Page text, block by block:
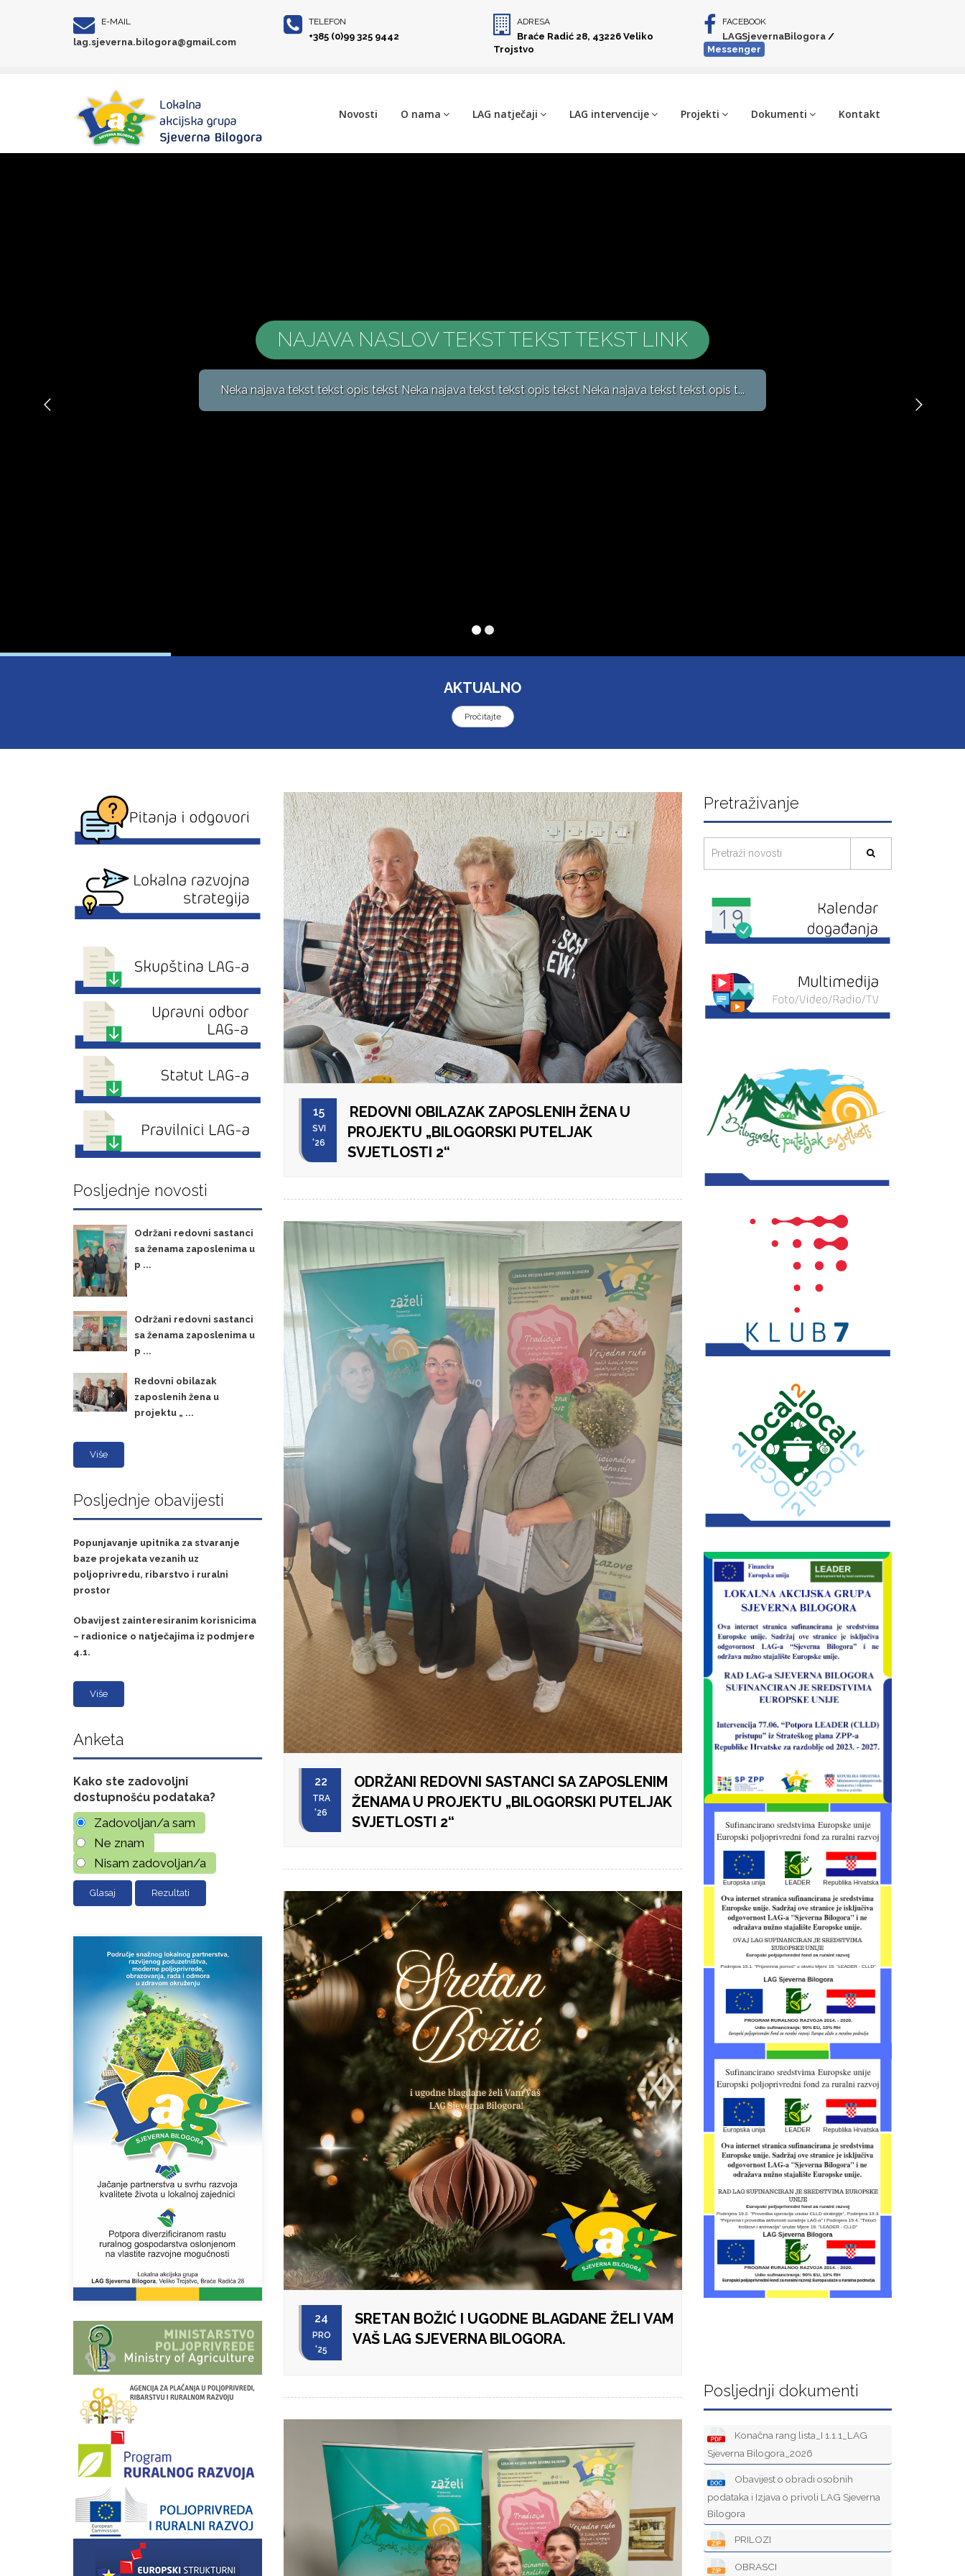
E-MAIL
lag.sjeverna.bilogora@gmail.com
TELEFON
+385 (0)99 325 9442
ADRESA
Braće Radić 28, 43226 Veliko
Trojstvo
FACEBOOK
LAGSjevernaBilogora/
Messenger
Novosti O nama LAG natječaji LAG intervencije Projekti Dokumenti Kontakt
NAJAVA NASLOV TEKST TEKST TEKST LINK
Neka najava tekst tekst opis tekst Neka najava tekst tekst opis tekst Neka najava tekst tekst opis t...
AKTUALNO
Pročitajte
Posljednje novosti
Održani redovni sastanci
sa ženama zaposlenima u
p ...
Održani redovni sastanci
sa ženama zaposlenima u
p ...
Redovni obilazak
zaposlenih žena u
projektu „ ...
Više
Posljednje obavijesti
Popunjavanje upitnika za stvaranje
baze projekata vezanih uz
poljoprivredu, ribarstvo i ruralni
prostor
Obavijest zainteresiranim korisnicima
– radionice o natječajima iz podmjere
4.1.
Više
Anketa
Kako ste zadovoljni
dostupnošću podataka?
Zadovoljan/a sam
Ne znam
Nisam zadovoljan/a
Rezultati
15
SVI
'26
REDOVNI OBILAZAK ZAPOSLENIH ŽENA U
PROJEKTU „BILOGORSKI PUTELJAK
SVJETLOSTI 2“
22
TRA
'26
ODRŽANI REDOVNI SASTANCI SA ZAPOSLENIM
ŽENAMA U PROJEKTU „BILOGORSKI PUTELJAK
SVJETLOSTI 2“
24
PRO
'25
SRETAN BOŽIĆ I UGODNE BLAGDANE ŽELI VAM
VAŠ LAG SJEVERNA BILOGORA.
Pretraživanje
Posljednji dokumenti
Konačna rang lista_I 1.1.1_LAG
Sjeverna Bilogora_2026
Obavijest o obradi osobnih
podataka i Izjava o privoli LAG Sjeverna
Bilogora
PRILOZI
OBRASCI